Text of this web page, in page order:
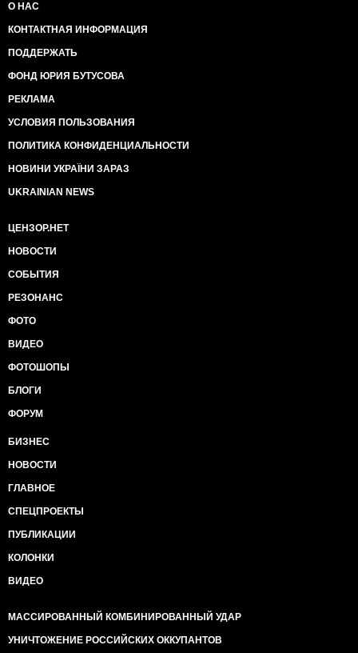
О НАС
КОНТАКТНАЯ ИНФОРМАЦИЯ
ПОДДЕРЖАТЬ
ФОНД ЮРИЯ БУТУСОВА
РЕКЛАМА
УСЛОВИЯ ПОЛЬЗОВАНИЯ
ПОЛИТИКА КОНФИДЕНЦИАЛЬНОСТИ
НОВИНИ УКРАЇНИ ЗАРАЗ
UKRAINIAN NEWS
ЦЕНЗОР.НЕТ
НОВОСТИ
СОБЫТИЯ
РЕЗОНАНС
ФОТО
ВИДЕО
ФОТОШОПЫ
БЛОГИ
ФОРУМ
БИЗНЕС
НОВОСТИ
ГЛАВНОЕ
СПЕЦПРОЕКТЫ
ПУБЛИКАЦИИ
КОЛОНКИ
ВИДЕО
МАССИРОВАННЫЙ КОМБИНИРОВАННЫЙ УДАР
УНИЧТОЖЕНИЕ РОССИЙСКИХ ОККУПАНТОВ